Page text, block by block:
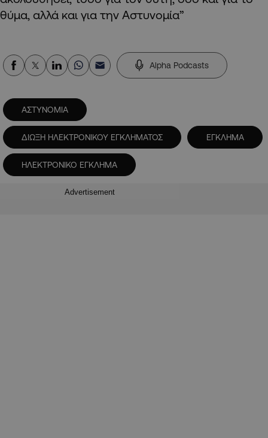
θύμα, αλλά και για την Αστυνομία”
Alpha Podcasts
ΑΣΤΥΝΟΜΙΑ
ΔΙΩΞΗ ΗΛΕΚΤΡΟΝΙΚΟΥ ΕΓΚΛΗΜΑΤΟΣ ΕΓΚΛΗΜΑ
ΗΛΕΚΤΡΟΝΙΚΟ ΕΓΚΛΗΜΑ
Advertisement